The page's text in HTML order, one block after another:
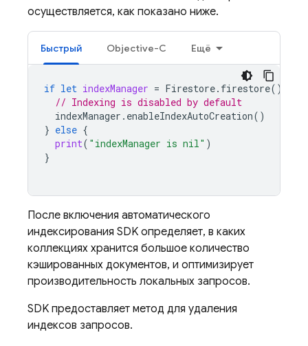
осуществляется, как показано ниже.
Быстрый Objective-C Ещё
if let indexManager = Firestore. firestore().
// Indexing is disabled by default
indexManager . enableIndexAutoCreation()
} else {
print( "indexManager is nil" )
}
После включения автоматического
индексирования SDK определяет, в каких
коллекциях хранится большое количество
кэшированных документов, и оптимизирует
производительность локальных запросов.
SDK предоставляет метод для удаления
индексов запросов.